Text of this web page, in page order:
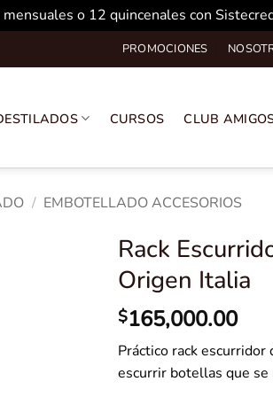
mensuales o 12 quincenales con
PROMOCIONES
CURSOS CLUB
/ EMBOTELLADO ACCESORIOS
Rack
Origen Italia
$165,000.00
Práctico rack
escurrir botellas que